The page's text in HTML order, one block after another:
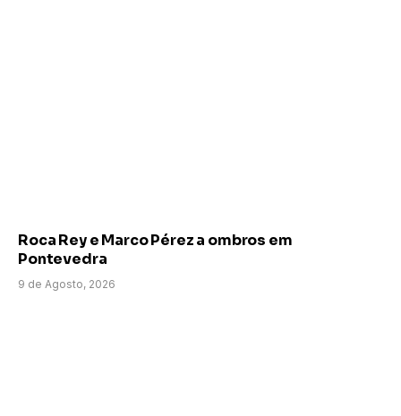
Roca Rey e Marco Pérez a ombros em
Pontevedra
9 de Agosto, 2026